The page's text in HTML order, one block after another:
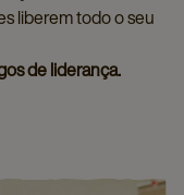
liberem todo o seu
de liderança.